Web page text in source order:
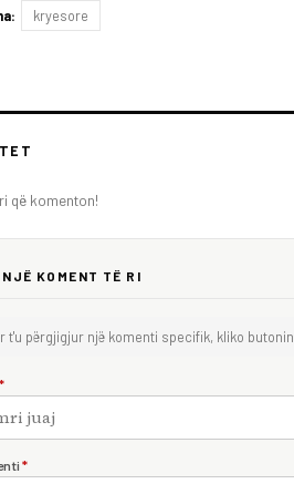
kryesore
që komenton!
KOMENT TË RI
t'u përgjigjur një komenti specifik, kliko butonin
*
*